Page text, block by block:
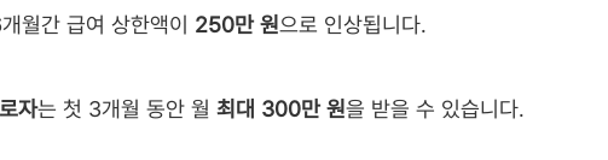
월간 급여 상한액이 250만 원으로 인상됩니다.
자는 첫 3개월 동안 월 최대 300만 원을 받을 수 있습니다.